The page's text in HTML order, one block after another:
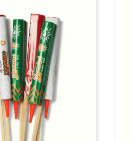
Wunschzettel